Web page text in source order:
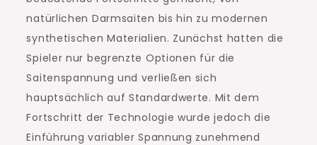
natürlichen Darmsaiten bis hin zu modernen
synthetischen Materialien. Zunächst hatten die
Spieler nur begrenzte Optionen für die
Saitenspannung und verließen sich
hauptsächlich auf Standardwerte. Mit dem
Fortschritt der Technologie wurde jedoch die
Einführung variabler Spannung zunehmend